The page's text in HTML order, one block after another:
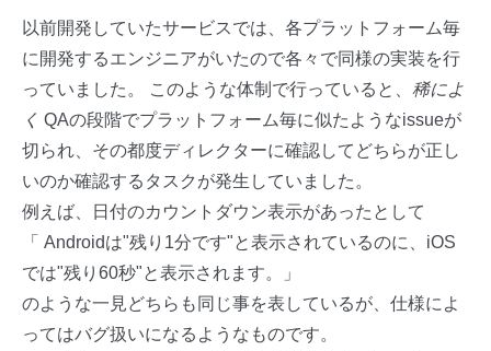
以前開発していたサービスでは、各プラットフォーム毎
に開発するエンジニアがいたので各々で同様の実装を行
っていました。 このような体制で行っていると、 稀によ
く QAの段階でプラットフォーム毎に似たようなissueが
切られ、その都度ディレクターに確認してどちらが正し
いのか確認するタスクが発生していました。
例えば、日付のカウントダウン表示があったとして
「 Androidは"残り1分です"と表示されているのに、iOS
では"残り60秒"と表示されます。」
のような一見どちらも同じ事を表しているが、仕様によ
ってはバグ扱いになるようなものです。